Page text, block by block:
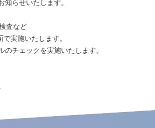
らせいたします。
査など
実施いたします。
チェックを実施いたします。